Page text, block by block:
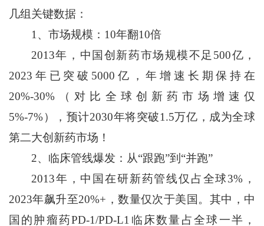
几组关键数据：
1、市场规模：10年翻10倍
2013年，中国创新药市场规模不足500亿，
2023年已突破5000亿，年增速长期保持在
20%-30%（对比全球创新药市场增速仅
5%-7%），预计2030年将突破1.5万亿，成为全球
第二大创新药市场！
2、临床管线爆发：从“跟跑”到“并跑”
2013年，中国在研新药管线仅占全球3%，
2023年飙升至20%+，数量仅次于美国。其中，中
国的肿瘤药PD-1/PD-L1临床数量占全球一半，